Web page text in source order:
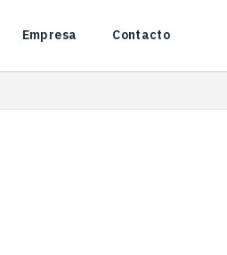
Empresa Contacto